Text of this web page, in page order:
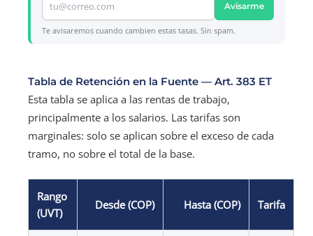
Avisarme
Te avisaremos cuando cambien estas tasas. Sin spam.
Tabla de Retención en la Fuente — Art. 383 ET
Esta tabla se aplica a las rentas de trabajo,
principalmente a los salarios. Las tarifas son
marginales: solo se aplican sobre el exceso de cada
tramo, no sobre el total de la base.
Rango
(UVT)
Desde (COP) Hasta (COP) Tarifa